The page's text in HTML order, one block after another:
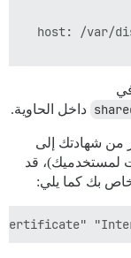
داخل الحاوية.
من شهادتك إلى
لمستخدميك)، قد
بك كما يلي:
Certificate"